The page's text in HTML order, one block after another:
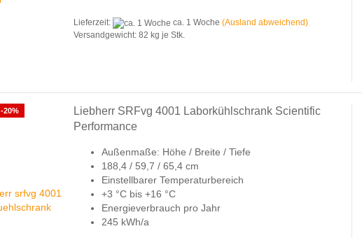
Lieferzeit: ca. 1 Woche (Ausland abweichend)
Versandgewicht: 82 kg je Stk.
-20%
Liebherr SRFvg 4001 Laborkühlschrank Scientific
Performance
Außenmaße: Höhe / Breite / Tiefe
188,4 / 59,7 / 65,4 cm
Einstellbarer Temperaturbereich
+3 °C bis +16 °C
Energieverbrauch pro Jahr
245 kWh/a